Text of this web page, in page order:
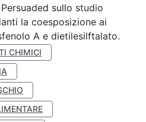
sullo studio
la coesposizione ai
A e dietilesilftalato.
CHIMICI